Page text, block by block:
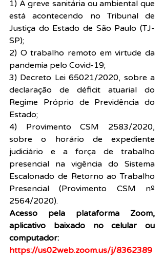
1) A greve sanitária ou ambiental que
está acontecendo no Tribunal de
Justiça do Estado de São Paulo (TJ-
SP);
2) O trabalho remoto em virtude da
pandemia pelo Covid-19;
3) Decreto Lei 65021/2020, sobre a
declaração de déficit atuarial do
Regime Próprio de Previdência do
Estado;
4) Provimento CSM 2583/2020,
sobre o horário de expediente
judiciário e a força de trabalho
presencial na vigência do Sistema
Escalonado de Retorno ao Trabalho
Presencial (Provimento CSM nº
2564/2020).
Acesso pela plataforma Zoom,
aplicativo baixado no celular ou
computador:
https://us02web.zoom.us/j/8362389